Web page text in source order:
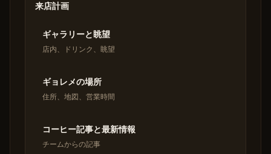
来店計画
ギャラリーと眺望
店内、ドリンク、眺望
ギョレメの場所
住所、地図、営業時間
コーヒー記事と最新情報
チームからの記事